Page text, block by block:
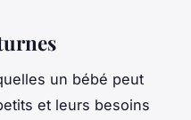
un bébé peut
et leurs besoins